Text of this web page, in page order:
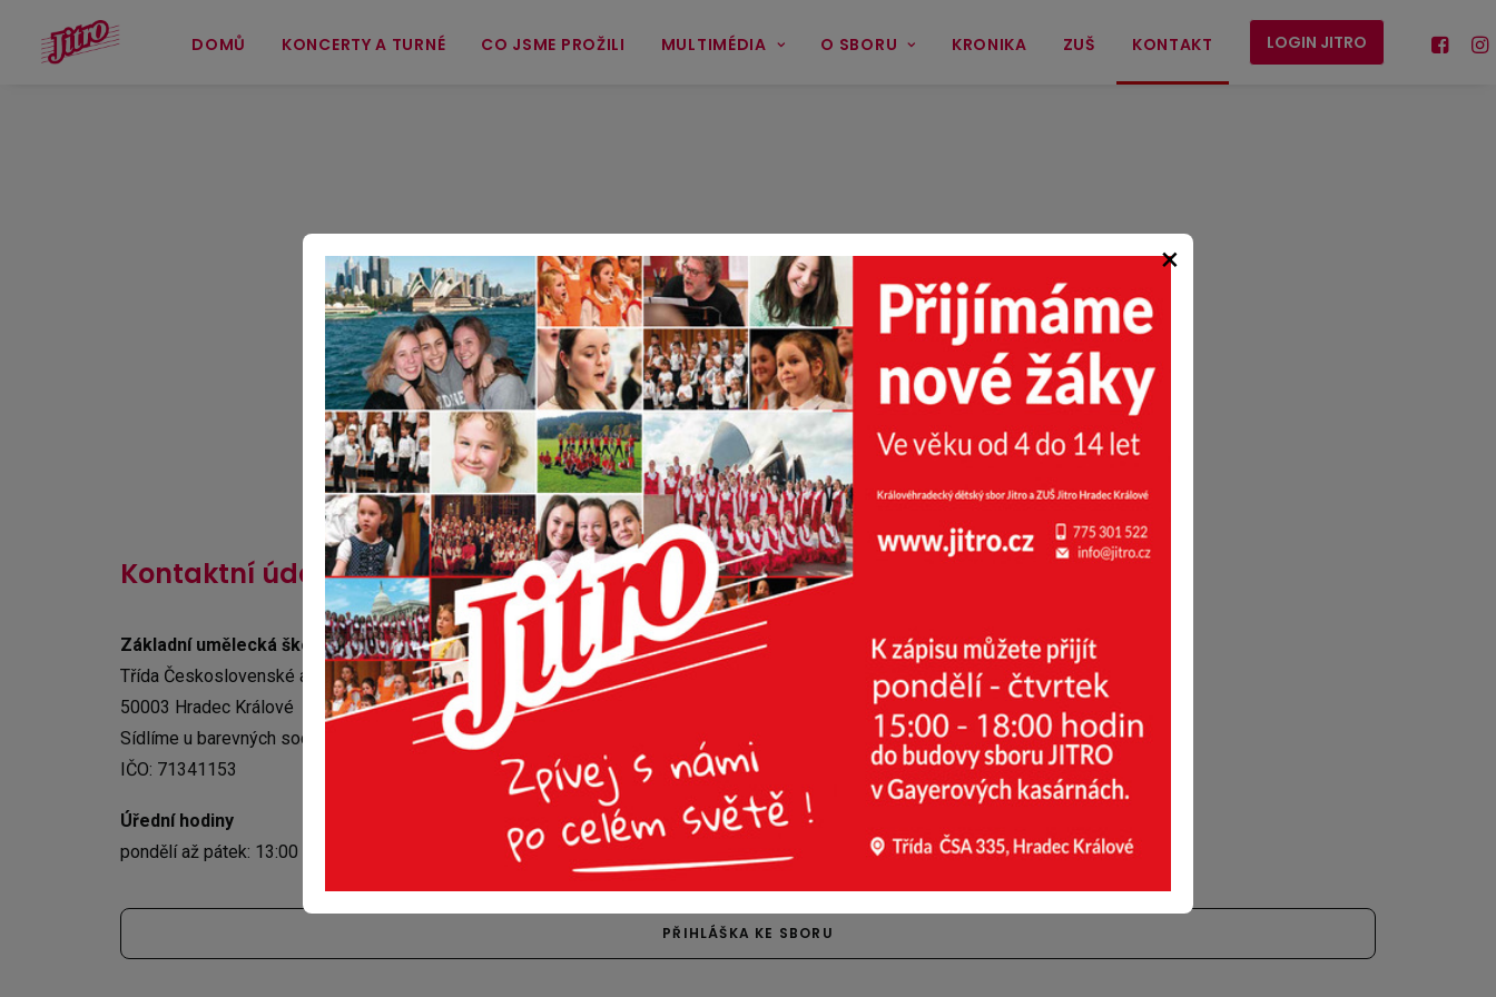
DOMŮ KONCERTY A TURNÉ CO JSME PROŽILI MULTIMÉDIA O SBORU KRONIKA ZUŠ KONTAKT LOGIN JITRO
Kontaktní údaje
Základní umělecká škola JITRO Hradec Králové
Třída Československé armády 335
50003 Hradec Králové
Sídlíme u barevných soch v Gayerových kasárnách
IČO: 71341153
Úřední hodiny
pondělí až pátek: 13:00 – 17:00
+420 775 620 096(ředitelka školy)
zus@jitro.cz
Žáky lze omlouvat i prostřednictvím SMS.
PŘIHLÁŠKA KE SBORU
×